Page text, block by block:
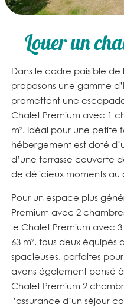
Louer un
Dans le cadre paisible de
proposons une gamme d’
promettent une
Chalet Premium avec 1
m². Idéal pour une petite
hébergement est doté
d’une terrasse couverte
de délicieux moments au
Pour un espace plus
Premium avec 2
leChalet Premium avec
63 m², tous deux équipés
spacieuses, parfaites
avons également pensé
Chalet Premium 2
l’assurance d’un séjour